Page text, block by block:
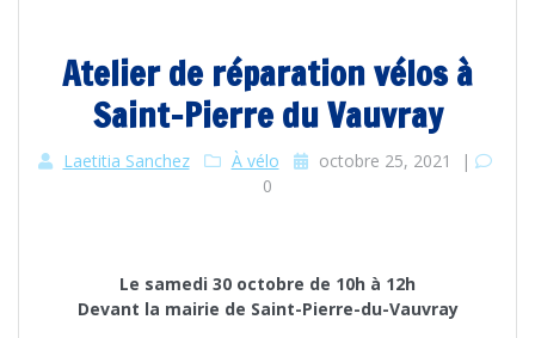
Atelier de réparation vélos à
Saint-Pierre du Vauvray
Laetitia Sanchez À vélo octobre 25, 2021
|
0
Le samedi 30 octobre de 10h à 12h
Devant la mairie de Saint-Pierre-du-Vauvray